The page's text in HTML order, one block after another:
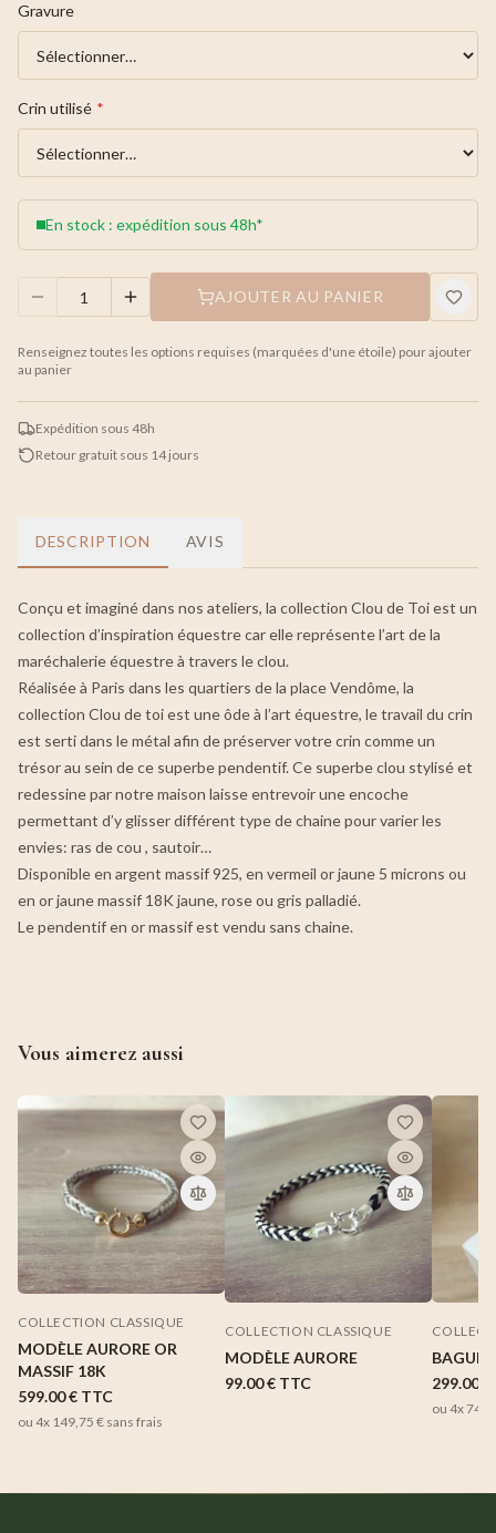
Gravure
Crin utilisé *
En stock : expédition sous 48h*
AJOUTER AU PANIER
Renseignez toutes les options requises (marquées d'une étoile) pour ajouter
au panier
Expédition sous 48h
Retour gratuit sous 14 jours
DESCRIPTION AVIS
Conçu et imaginé dans nos ateliers, la collection Clou de Toi est un
collection d’inspiration équestre car elle représente l’art de la
maréchalerie équestre à travers le clou.
Réalisée à Paris dans les quartiers de la place Vendôme, la
collection Clou de toi est une ôde à l’art équestre, le travail du crin
est serti dans le métal afin de préserver votre crin comme un
trésor au sein de ce superbe pendentif. Ce superbe clou stylisé et
redessine par notre maison laisse entrevoir une encoche
permettant d’y glisser différent type de chaine pour varier les
envies: ras de cou , sautoir…
Disponible en argent massif 925, en vermeil or jaune 5 microns ou
en or jaune massif 18K jaune, rose ou gris palladié.
Le pendentif en or massif est vendu sans chaine.
Vous aimerez aussi
COLLECTION CLASSIQUE
MODÈLE AURORE OR
MASSIF 18K
599.00 € TTC
ou 4x 149,75 € sans frais
COLLECTION CLASSIQUE
MODÈLE AURORE
99.00 € TTC
BAGUE
299.00 €
ou 4x